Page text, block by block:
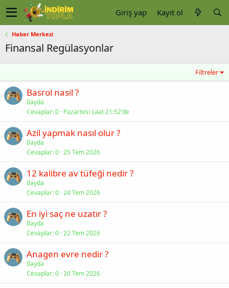
Giriş yap Kayıt ol
Haber Merkezi
Finansal Regülasyonlar
Filtreler
Basrol nasil ?
Ilayda
Cevaplar 0 Pazartesi saat 21:52'de
Azil yapmak nasıl olur ?
Ilayda
Cevaplar 0 25 Tem 2026
12 kalibre av tüfeği nedir ?
Ilayda
Cevaplar 0 24 Tem 2026
En iyi saç ne uzatır ?
Ilayda
Cevaplar 0 22 Tem 2026
Anagen evre nedir ?
Ilayda
Cevaplar 0 20 Tem 2026